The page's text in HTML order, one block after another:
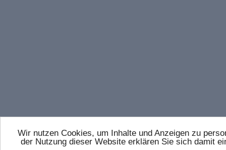
Wir nutzen Cookies, um Inhalte und Anzeigen zu
der Nutzung dieser Website erklären Sie sich damit